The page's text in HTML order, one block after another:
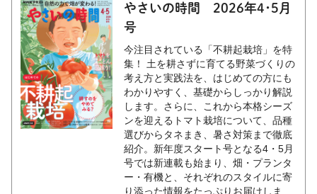
やさいの時間 2026年4･5月
号
今注目されている「不耕起栽培」を特
集！ 土を耕さずに育てる野菜づくりの
考え方と実践法を、はじめての方にも
わかりやすく、基礎からしっかり解説
します。さらに、これから本格シーズ
ンを迎えるトマト栽培について、品種
選びからタネまき、暑さ対策まで徹底
紹介。新年度スタート号となる4・5月
号では新連載も始まり、畑・プランタ
ー・有機と、それぞれのスタイルに寄
り添った情報をたっぷりお届けしま